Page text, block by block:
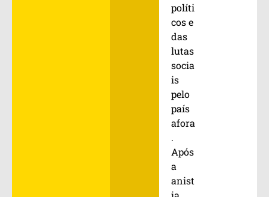
políti
cos e
das
lutas
socia
is
pelo
país
afora
.
Após
a
anist